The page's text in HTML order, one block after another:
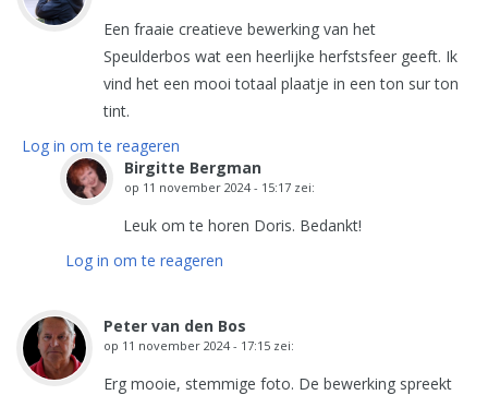
Een fraaie creatieve bewerking van het
Speulderbos wat een heerlijke herfstsfeer geeft. Ik
vind het een mooi totaal plaatje in een ton sur ton
tint.
Log in om te reageren
Birgitte Bergman
op 11 november 2024 - 15:17 zei:
Leuk om te horen Doris. Bedankt!
Log in om te reageren
Peter van den Bos
op 11 november 2024 - 17:15 zei:
Erg mooie, stemmige foto. De bewerking spreekt